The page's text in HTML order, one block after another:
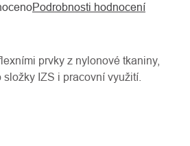
Podrobnosti hodnocení
prvky z nylonové tkaniny,
IZS i pracovní využití.